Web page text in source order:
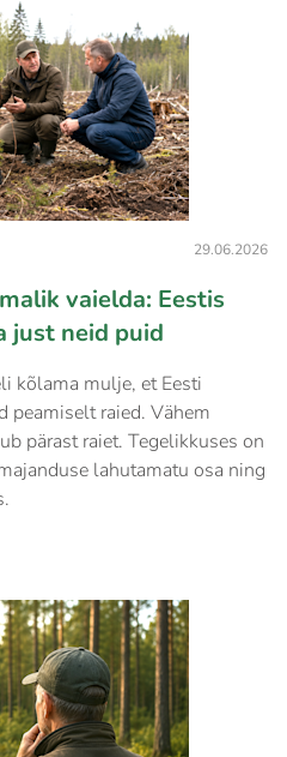
29.06.2026
vaielda: Eestis
just neid puid
kõlama mulje, et Eesti
peamiselt raied. Vähem
pärast raiet. Tegelikkuses on
lahutamatu osa ning